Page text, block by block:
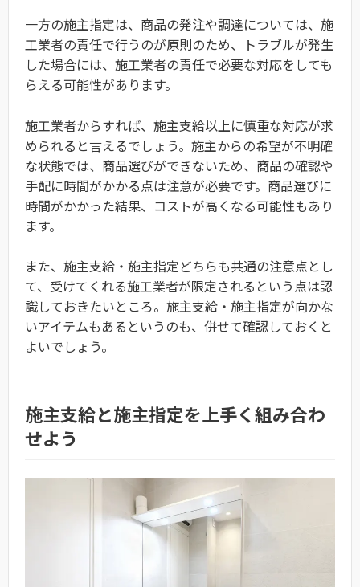
一方の施主指定は、商品の発注や調達については、施
工業者の責任で行うのが原則のため、トラブルが発生
した場合には、施工業者の責任で必要な対応をしても
らえる可能性があります。
施工業者からすれば、施主支給以上に慎重な対応が求
められると言えるでしょう。施主からの希望が不明確
な状態では、商品選びができないため、商品の確認や
手配に時間がかかる点は注意が必要です。商品選びに
時間がかかった結果、コストが高くなる可能性もあり
ます。
また、施主支給・施主指定どちらも共通の注意点とし
て、受けてくれる施工業者が限定されるという点は認
識しておきたいところ。施主支給・施主指定が向かな
いアイテムもあるというのも、併せて確認しておくと
よいでしょう。
施主支給と施主指定を上手く組み合わ
せよう